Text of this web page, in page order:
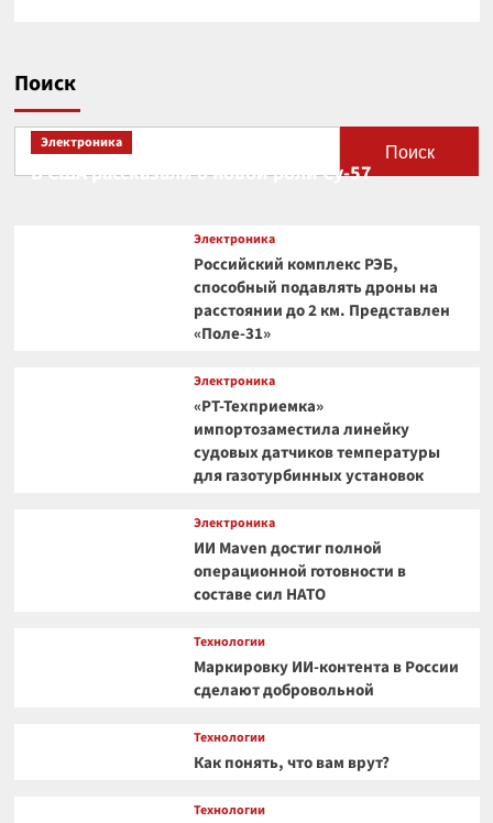
Поиск
Поиск
Электроника
В США рассказали о новой роли Су-57
Электроника
Российский комплекс РЭБ,
способный подавлять дроны на
расстоянии до 2 км. Представлен
«Поле-31»
Электроника
«РТ-Техприемка»
импортозаместила линейку
судовых датчиков температуры
для газотурбинных установок
Электроника
ИИ Maven достиг полной
операционной готовности в
составе сил НАТО
Технологии
Маркировку ИИ-контента в России
сделают добровольной
Технологии
Как понять, что вам врут?
Технологии